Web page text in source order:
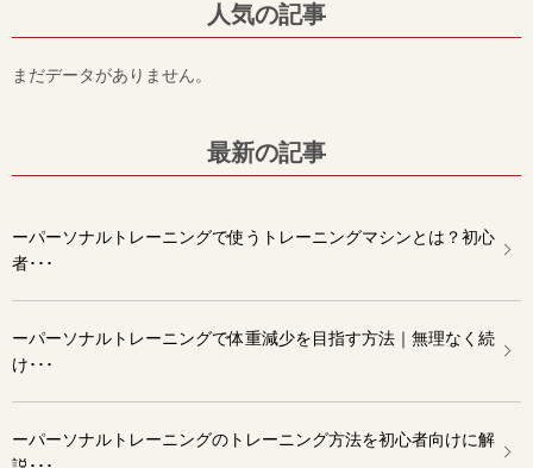
人気の記事
まだデータがありません。
最新の記事
ーパーソナルトレーニングで使うトレーニングマシンとは？初心
者･･･
ーパーソナルトレーニングで体重減少を目指す方法｜無理なく続
け･･･
ーパーソナルトレーニングのトレーニング方法を初心者向けに解